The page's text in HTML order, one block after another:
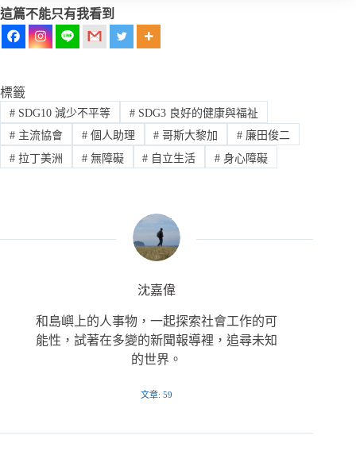
這篇不能只有我看到
標籤
#SDG10 減少不平等 #SDG3 良好的健康與福祉
#主流協會 #個人助理 # 哥斯大黎加 # 廉田俊二
#拉丁美洲 #無障礙 # 自立生活 # 身心障礙
沈嘉偉
和島嶼上的人事物，一起探索社會工作的可
能性，試著在多變的新聞報導裡，追尋未知
的世界。
文章: 59